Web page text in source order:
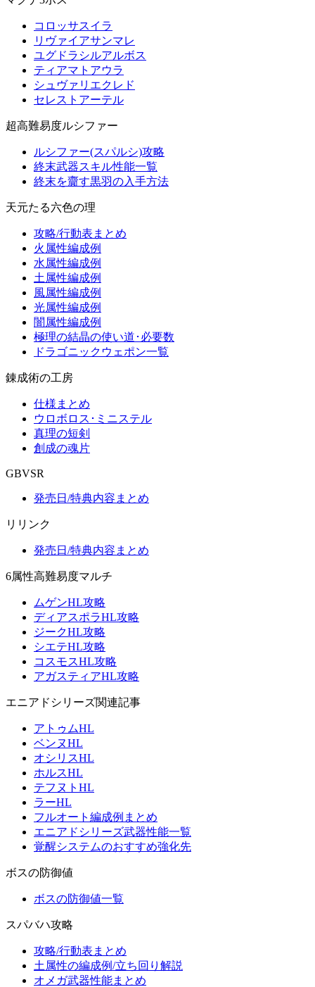
コロッサスイラ
リヴァイアサンマレ
ユグドラシルアルボス
ティアマトアウラ
シュヴァリエクレド
セレストアーテル
超高難易度ルシファー
ルシファー(スパルシ)攻略
終末武器スキル性能一覧
終末を齎す黒羽の入手方法
天元たる六色の理
攻略/行動表まとめ
火属性編成例
水属性編成例
土属性編成例
風属性編成例
光属性編成例
闇属性編成例
極理の結晶の使い道･必要数
ドラゴニックウェポン一覧
錬成術の工房
仕様まとめ
ウロボロス･ミニステル
真理の短剣
創成の魂片
GBVSR
発売日/特典内容まとめ
リリンク
発売日/特典内容まとめ
6属性高難易度マルチ
ムゲンHL攻略
ディアスポラHL攻略
ジークHL攻略
シエテHL攻略
コスモスHL攻略
アガスティアHL攻略
エニアドシリーズ関連記事
アトゥムHL
ベンヌHL
オシリスHL
ホルスHL
テフヌトHL
ラーHL
フルオート編成例まとめ
エニアドシリーズ武器性能一覧
覚醒システムのおすすめ強化先
ボスの防御値
ボスの防御値一覧
スパバハ攻略
攻略/行動表まとめ
土属性の編成例/立ち回り解説
オメガ武器性能まとめ